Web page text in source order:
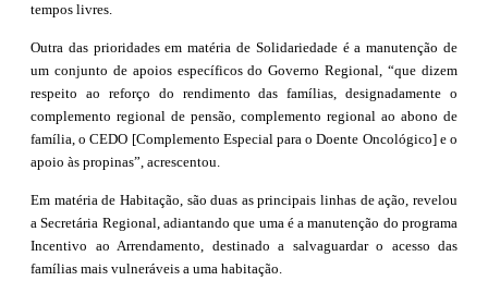
tempos livres.
Outra das prioridades em matéria de Solidariedade é a manutenção de
um conjunto de apoios específicos do Governo Regional, “que dizem
respeito ao reforço do rendimento das famílias, designadamente o
complemento regional de pensão, complemento regional ao abono de
família, o CEDO [Complemento Especial para o Doente Oncológico] e o
apoio às propinas”, acrescentou.
Em matéria de Habitação, são duas as principais linhas de ação, revelou
a Secretária Regional, adiantando que uma é a manutenção do programa
Incentivo ao Arrendamento, destinado a salvaguardar o acesso das
famílias mais vulneráveis a uma habitação.